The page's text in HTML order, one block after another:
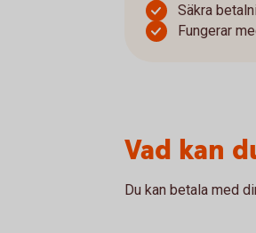
Säkra
Fungerar
Vad kan
Du kan betala med